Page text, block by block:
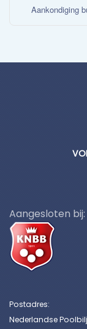
Aankondiging
Aangesloten bij:
Postadres:
Nederlandse